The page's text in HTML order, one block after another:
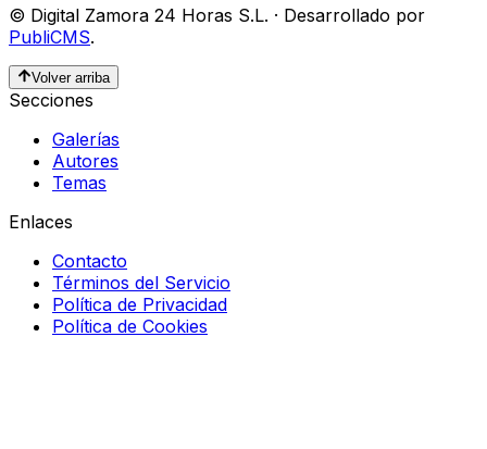
© Digital Zamora 24 Horas S.L. · Desarrollado por
PubliCMS.
Volver arriba
Secciones
Galerías
Autores
Temas
Enlaces
Contacto
Términos del Servicio
Política de Privacidad
Política de Cookies